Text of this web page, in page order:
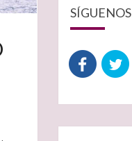
SÍGUENOS